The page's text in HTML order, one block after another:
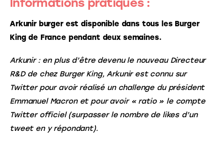
Arkunir burger est disponible dans tous les Burger
King de France pendant deux semaines.
Arkunir : en plus d’être devenu le nouveau Directeur
R&D de chez Burger King, Arkunir est connu sur
Twitter pour avoir réalisé un challenge du président
Emmanuel Macron et pour avoir « ratio » le compte
Twitter officiel (surpasser le nombre de likes d’un
tweet en y répondant).